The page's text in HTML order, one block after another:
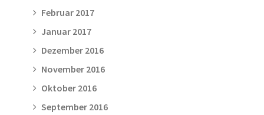
Februar 2017
Januar 2017
Dezember 2016
November 2016
Oktober 2016
September 2016